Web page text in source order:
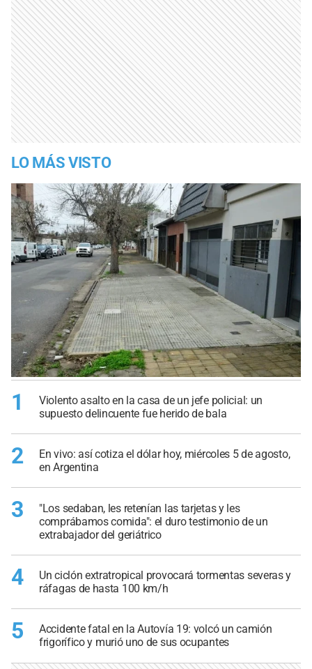
LO MÁS VISTO
1
Violento asalto en la casa de un jefe policial: un
supuesto delincuente fue herido de bala
2
En vivo: así cotiza el dólar hoy, miércoles 5 de agosto,
en Argentina
3
"Los sedaban, les retenían las tarjetas y les
comprábamos comida": el duro testimonio de un
extrabajador del geriátrico
4
Un ciclón extratropical provocará tormentas severas y
ráfagas de hasta 100 km/h
5
Accidente fatal en la Autovía 19: volcó un camión
frigorífico y murió uno de sus ocupantes